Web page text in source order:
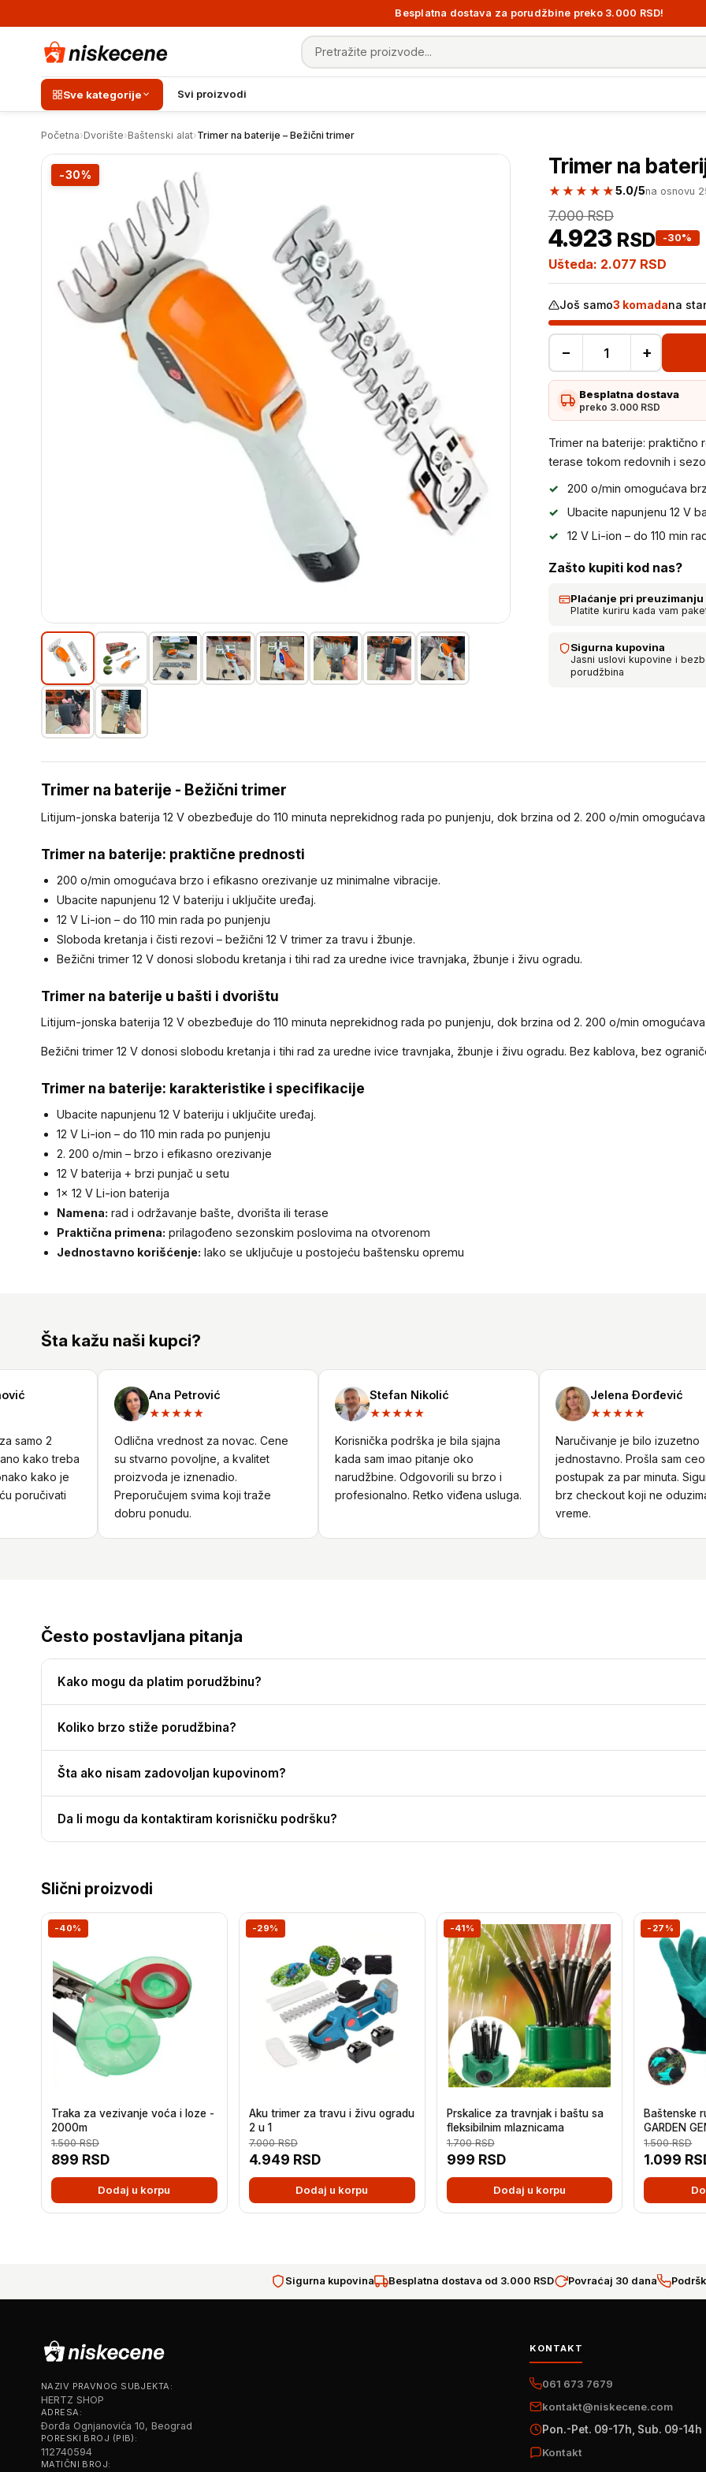
Besplatna dostava za porudžbine preko 3.000 RSD!
Pretraga proizvoda
Sve kategorije Svi proizvodi
Početna›Dvorište›Baštenski alat›Trimer na baterije – Bežični trimer
-30% Trimer na
★★★★★5.0/5na osnovu
-30%
4.923 RSD
7.000RSD
Ušteda: 2.077 RSD
Još samo3 komadana
na
baterije
-
Bežični
trimer
− +
Besplatna dostava
preko 3.000 RSD
Trimer na baterije: praktično
terase tokom redovnih i
200 o/min omogućava
Ubacite napunjenu 12 V
12 V Li-ion – do 110 min
Zašto kupiti kod nas?
Plaćanje pri preuzimanju
Platite kuriru kada vam
Sigurna kupovina
Jasni uslovi kupovine i
porudžbina
Trimer na baterije - Bežični trimer
Trimer na baterije - Bežični trimer
Litijum-jonska baterija 12 V obezbeđuje do 110 minuta neprekidnog rada po punjenju, dok brzina od 2. 200 o/min
Trimer na baterije: praktične prednosti
200 o/min omogućava brzo i efikasno orezivanje uz minimalne vibracije.
Ubacite napunjenu 12 V bateriju i uključite uređaj.
12 V Li-ion – do 110 min rada po punjenju
Sloboda kretanja i čisti rezovi – bežični 12 V trimer za travu i žbunje.
Bežični trimer 12 V donosi slobodu kretanja i tihi rad za uredne ivice travnjaka, žbunje i živu ogradu.
Trimer na baterije u bašti i dvorištu
Litijum-jonska baterija 12 V obezbeđuje do 110 minuta neprekidnog rada po punjenju, dok brzina od 2. 200 o/min
Bežični trimer 12 V donosi slobodu kretanja i tihi rad za uredne ivice travnjaka, žbunje i živu ogradu. Bez kablova, bez
Trimer na baterije: karakteristike i specifikacije
Ubacite napunjenu 12 V bateriju i uključite uređaj.
12 V Li-ion – do 110 min rada po punjenju
2. 200 o/min – brzo i efikasno orezivanje
12 V baterija + brzi punjač u setu
1× 12 V Li-ion baterija
Namena: rad i održavanje bašte, dvorišta ili terase
Praktična primena: prilagođeno sezonskim poslovima na otvorenom
Jednostavno korišćenje: lako se uključuje u postojeću baštensku opremu
Šta kažu naši kupci?
2
kako treba
kako je
Ana Petrović
★★★★★
Odlična vrednost za novac. Cene
su stvarno povoljne, a kvalitet
proizvoda je iznenadio.
Preporučujem svima koji traže
dobru ponudu.
Stefan Nikolić
★★★★★
Korisnička podrška je bila sjajna
kada sam imao pitanje oko
narudžbine. Odgovorili su brzo i
profesionalno. Retko viđena usluga.
Jelena Đorđević
★★★★★
Naručivanje je bilo izuzetno
jednostavno. Prošla sam ceo
postupak za par minuta.
brz checkout koji ne oduzima
vreme.
Često postavljana pitanja
Kako mogu da platim porudžbinu?
Koliko brzo stiže porudžbina?
Šta ako nisam zadovoljan kupovinom?
Da li mogu da kontaktiram korisničku podršku?
Slični proizvodi
-40%
Traka za vezivanje voća i loze -
2000m
899 RSD
1.500RSD
Dodaj u korpu
-29%
Aku trimer za travu i živu ogradu
2 u 1
4.949 RSD
7.000RSD
Dodaj u korpu
-41%
Prskalice za travnjak i baštu sa
fleksibilnim mlaznicama
999 RSD
1.700RSD
Dodaj u korpu
-27%
Baštenske
GARDEN
1.099
1.500RSD
Sigurna kupovina Besplatna dostava od 3.000 RSD Povraćaj 30 dana
NAZIV PRAVNOG SUBJEKTA:
HERTZ SHOP
ADRESA:
Đorđa Ognjanovića 10, Beograd
PORESKI BROJ (PIB):
112740594
MATIČNI BROJ:
KONTAKT
061 673 7679
kontakt@niskecene.com
Pon.-Pet. 09-17h, Sub. 09-14h
Kontakt